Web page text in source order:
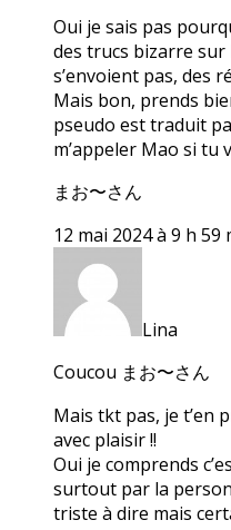
Oui je sais pas
des trucs bizarre sur
s’envoient pas, des
Mais bon, prends
pseudo est traduit
m’appeler Mao si tu
まお〜さん
12 mai 2024 à 9 h 59
Lina
Coucou まお〜さん
Mais tkt pas, je t’en
avec plaisir !!
Oui je comprends
surtout par la
triste à dire mais